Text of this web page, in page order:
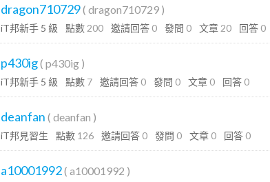
dragon710729( dragon710729 )
iT邦新手 5 級 點數 200 邀請回答 0 發問 0 文章 20 回答 0
p430ig( p430ig )
iT邦新手 5 級 點數 7 邀請回答 0 發問 0 文章 0 回答 0
deanfan ( deanfan )
iT邦見習生 點數 126 邀請回答 0 發問 0 文章 0 回答 0
a10001992( a10001992 )